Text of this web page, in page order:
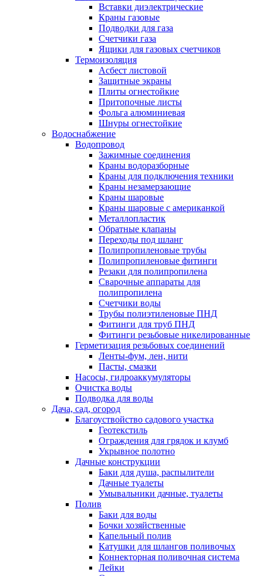
Вставки диэлектрические
Краны газовые
Подводки для газа
Счетчики газа
Ящики для газовых счетчиков
Термоизоляция
Асбест листовой
Защитные экраны
Плиты огнестойкие
Притопочные листы
Фольга алюминиевая
Шнуры огнестойкие
Водоснабжение
Водопровод
Зажимные соединения
Краны водоразборные
Краны для подключения техники
Краны незамерзающие
Краны шаровые
Краны шаровые с американкой
Металлопластик
Обратные клапаны
Переходы под шланг
Полипропиленовые трубы
Полипропиленовые фитинги
Резаки для полипропилена
Сварочные аппараты для
полипропилена
Счетчики воды
Трубы полиэтиленовые ПНД
Фитинги для труб ПНД
Фитинги резьбовые никелированные
Герметизация резьбовых соединений
Ленты-фум, лен, нити
Пасты, смазки
Насосы, гидроаккумуляторы
Очистка воды
Подводка для воды
Дача, сад, огород
Благоуствойство садового участка
Геотекстиль
Ограждения для грядок и клумб
Укрывное полотно
Дачные конструкции
Баки для душа, распылители
Дачные туалеты
Умывальники дачные, туалеты
Полив
Баки для воды
Бочки хозяйственные
Капельный полив
Катушки для шлангов поливочых
Коннекторная поливочная система
Лейки